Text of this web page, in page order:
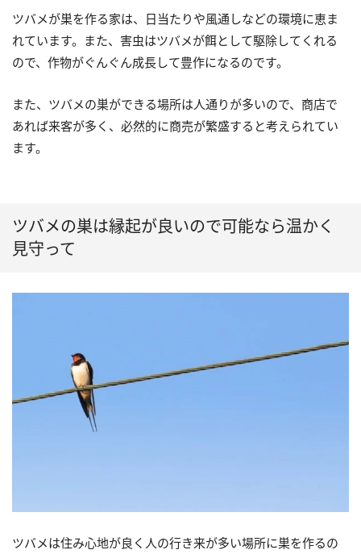
ツバメが巣を作る家は、日当たりや風通しなどの環境に恵ま
れています。また、害虫はツバメが餌として駆除してくれる
ので、作物がぐんぐん成長して豊作になるのです。
また、ツバメの巣ができる場所は人通りが多いので、商店で
あれば来客が多く、必然的に商売が繁盛すると考えられてい
ます。
ツバメの巣は縁起が良いので可能なら温かく
見守って
ツバメは住み心地が良く人の行き来が多い場所に巣を作るの